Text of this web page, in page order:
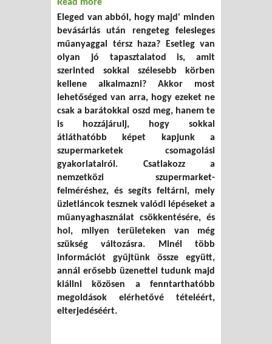
Read more
szupermarketek műanyaghasználatát!
Eleged van abból, hogy majd' minden
bevásárlás után rengeteg felesleges
műanyaggal térsz haza? Esetleg van
olyan jó tapasztalatod is, amit
szerinted sokkal szélesebb körben
kellene alkalmazni? Akkor most
lehetőséged van arra, hogy ezeket ne
csak a barátokkal oszd meg, hanem te
is hozzájárulj, hogy sokkal
átláthatóbb képet kapjunk a
szupermarketek csomagolási
gyakorlatairól. Csatlakozz a
nemzetközi szupermarket-
felméréshez, és segíts feltárni, mely
üzletláncok tesznek valódi lépéseket a
műanyaghasználat csökkentésére, és
hol, milyen területeken van még
szükség változásra. Minél több
információt gyűjtünk össze együtt,
annál erősebb üzenettel tudunk majd
kiállni közösen a fenntarthatóbb
megoldások elérhetővé tételéért,
elterjedéséért.